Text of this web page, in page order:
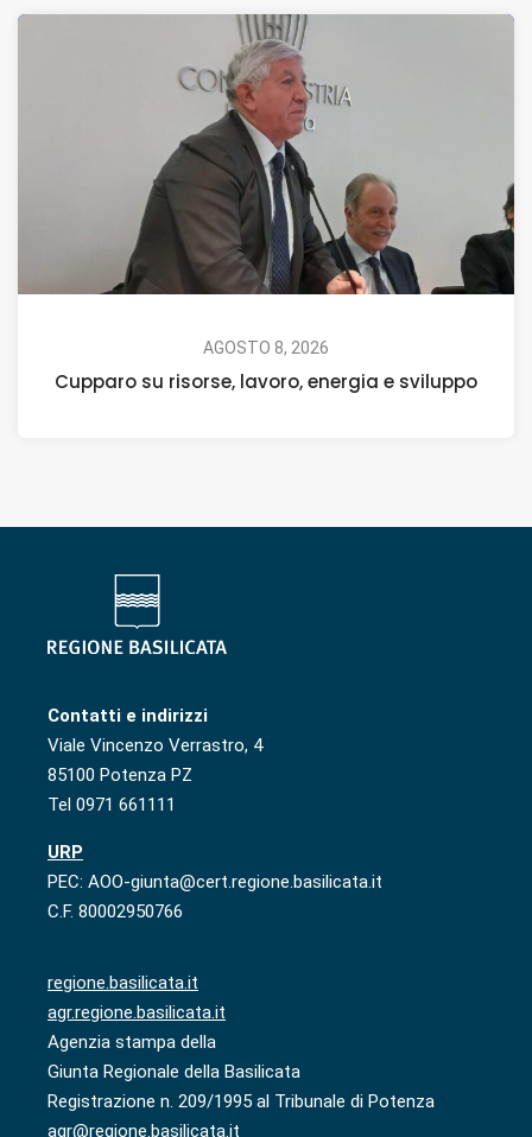
AGOSTO 8, 2026
Cupparo su risorse, lavoro, energia e sviluppo
Contatti e indirizzi
Viale Vincenzo Verrastro, 4
85100 Potenza PZ
Tel 0971 661111
URP
PEC: AOO-giunta@cert.regione.basilicata.it
C.F. 80002950766
regione.basilicata.it
agr.regione.basilicata.it
Agenzia stampa della
Giunta Regionale della Basilicata
Registrazione n. 209/1995 al Tribunale di Potenza
agr@regione.basilicata.it